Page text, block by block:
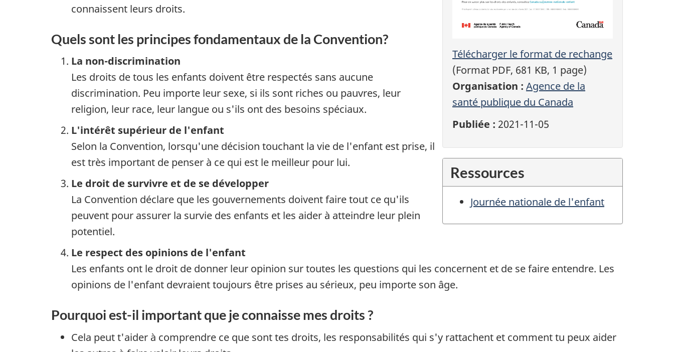
Télécharger le format de rechange
(Format PDF, 681 KB, 1 page)
Organisation : Agence de la
santé publique du Canada
Publiée : 2021-11-05
Ressources
Journée nationale de l'enfant
connaissent leurs droits.
Quels sont les principes fondamentaux de la Convention?
La non-discrimination
Les droits de tous les enfants doivent être respectés sans aucune
discrimination. Peu importe leur sexe, si ils sont riches ou pauvres, leur
religion, leur race, leur langue ou s'ils ont des besoins spéciaux.
L'intérêt supérieur de l'enfant
Selon la Convention, lorsqu'une décision touchant la vie de l'enfant est prise, il
est très important de penser à ce qui est le meilleur pour lui.
Le droit de survivre et de se développer
La Convention déclare que les gouvernements doivent faire tout ce qu'ils
peuvent pour assurer la survie des enfants et les aider à atteindre leur plein
potentiel.
Le respect des opinions de l'enfant
Les enfants ont le droit de donner leur opinion sur toutes les questions qui les concernent et de se faire entendre. Les
opinions de l'enfant devraient toujours être prises au sérieux, peu importe son âge.
Pourquoi est-il important que je connaisse mes droits ?
Cela peut t'aider à comprendre ce que sont tes droits, les responsabilités qui s'y rattachent et comment tu peux aider